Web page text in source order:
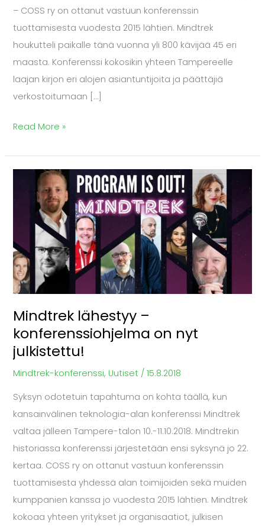
– COSS ry on ottanut vastuun konferenssin
tuottamisesta vuodesta 2015 lähtien. Mindtrek
houkutteli paikalle tänä vuonna yli 800 kävijää 45 eri
maasta. Konferenssi kokosikin yhteen Tampereelle
laajan kirjon eri alojen asiantuntijoita ja päättäjiä
verkostoitumaan […]
Read More »
Mindtrek lähestyy –
konferenssiohjelma on nyt
julkistettu!
Mindtrek-konferenssi, Uutiset /15.8.2018
Syksyn odotetuin tapahtuma on kohta täällä, kun
kansainvälinen teknologia-alan konferenssi Mindtrek
valtaa jälleen Tampere-talon 10.-11.10.2018. Mindtrekin
historiassa konferenssi järjestetään ensi syksynä jo 22.
kertaa. COSS ry on ottanut vastuun konferenssin
tuottamisesta yhdessä alan toimijoiden sekä muiden
kumppanien kanssa jo vuodesta 2015 lähtien. Mindtrek
kokoaa yhteen yritykset ja organisaatiot, julkisen
Mindtrek
lähestyy
konferenssiohjelma
on
nyt
julkistettu!